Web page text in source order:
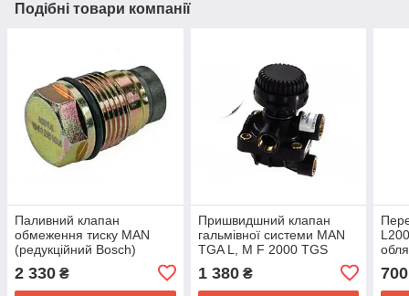
Подібні товари компанії
Паливний клапан
обмеження тиску MAN
(редукційний Bosch)
2 330 ₴
Пришвидшний клапан
гальмівної системи MAN
TGA L, M F 2000 TGS
1 380₴ 700